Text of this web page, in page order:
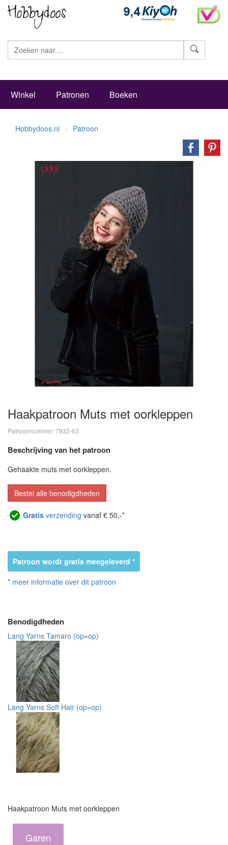
Winkel Patronen Boeken
Hobbydoos.nl Patroon
Haakpatroon Muts met oorkleppen
Patroonnummer: 7932-63
Beschrijving van het patroon
Gehaakte muts met oorkleppen.
Bestel alle benodigdheden
Gratis verzending vanaf € 50,-*
Patroon wordt gratis meegeleverd *
* meer informatie over dit patroon
Benodigdheden
Lang Yarns Tamaro (op=op)
Lang Yarns Soft Hair (op=op)
Haakpatroon Muts met oorkleppen
Garen